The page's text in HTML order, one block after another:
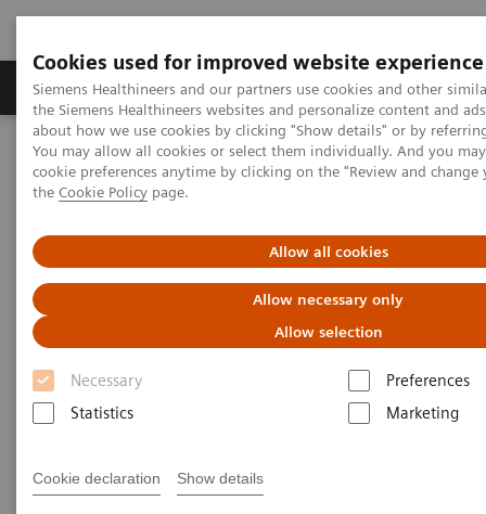
Cookies used for improved website experience
Siemens Healthineers and our partners use cookies and other
the Siemens Healthineers websites and personalize content and
about how we use cookies by clicking "Show details" or by
You may allow all cookies or select them individually. And you
cookie preferences anytime by clicking on the "Review and
the Cookie Policy page.
Allow all cookies
Allow necessary only
Allow selection
Necessary
Preferences
Statistics
Marketing
Cookie declaration Show details
製品＆サービス サポート情報 Insights
ホーム
News & Stories
ドイツ本社取締役・アジアパシフィック代表が相良病院を表敬訪
ドイツ本社取締役・アジアパ
シフィック代表
エリザベス・シュタウディン
ガーが相良病院を表敬訪問
2022-09-14